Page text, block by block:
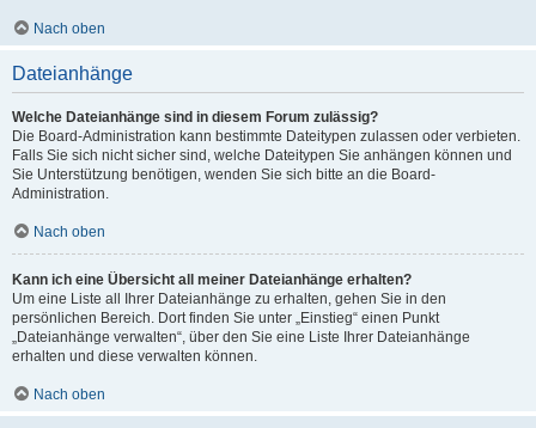
Nach oben
Dateianhänge
Welche Dateianhänge sind in diesem Forum zulässig?
Die Board-Administration kann bestimmte Dateitypen zulassen oder verbieten.
Falls Sie sich nicht sicher sind, welche Dateitypen Sie anhängen können und
Sie Unterstützung benötigen, wenden Sie sich bitte an die Board-
Administration.
Nach oben
Kann ich eine Übersicht all meiner Dateianhänge erhalten?
Um eine Liste all Ihrer Dateianhänge zu erhalten, gehen Sie in den
persönlichen Bereich. Dort finden Sie unter „Einstieg“ einen Punkt
„Dateianhänge verwalten“, über den Sie eine Liste Ihrer Dateianhänge
erhalten und diese verwalten können.
Nach oben